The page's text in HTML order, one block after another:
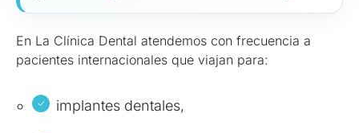
En La Clínica Dental atendemos con frecuencia a
pacientes internacionales que viajan para:
implantes dentales,